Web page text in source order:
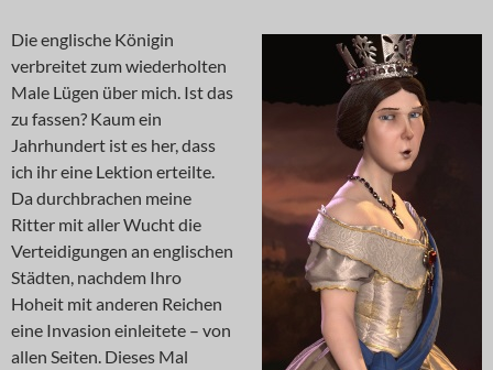
Die englische Königin
verbreitet zum wiederholten
Male Lügen über mich. Ist das
zu fassen? Kaum ein
Jahrhundert ist es her, dass
ich ihr eine Lektion erteilte.
Da durchbrachen meine
Ritter mit aller Wucht die
Verteidigungen an englischen
Städten, nachdem Ihro
Hoheit mit anderen Reichen
eine Invasion einleitete – von
allen Seiten. Dieses Mal